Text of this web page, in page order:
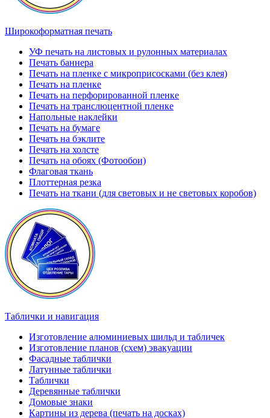
Широкоформатная печать
УФ печать на листовых и рулонных материалах
Печать баннера
Печать на пленке с микроприсосками (без клея)
Печать на пленке
Печать на перфорированной пленке
Печать на транслюцентной пленке
Напольные наклейки
Печать на бумаге
Печать на бэклите
Печать на холсте
Печать на обоях (Фотообои)
Флаговая ткань
Плоттерная резка
Печать на ткани (для световых и не световых коробов)
Таблички и навигация
Изготовление алюминиевых шильд и табличек
Изготовление планов (схем) эвакуации
Фасадные таблички
Латунные таблички
Таблички
Деревянные таблички
Домовые знаки
Картины из дерева (печать на досках)